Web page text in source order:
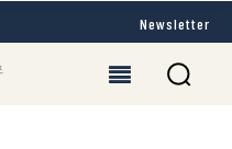
Newsletter